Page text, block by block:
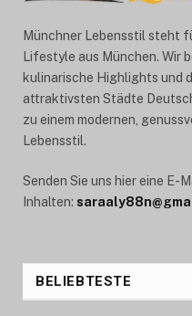
Münchner Lebensstil steht
Lifestyle aus München. Wir
kulinarische Highlights und
attraktivsten Städte
zu einem modernen,
Lebensstil.
Senden Sie uns hier eine E-
Inhalten:
BELIEBTESTE